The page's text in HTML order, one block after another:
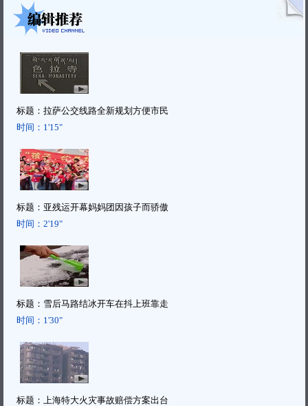
标题： 拉萨公交线路全新规划方便市民
时间： 1'15"
标题： 亚残运开幕妈妈团因孩子而骄傲
时间： 2'19"
标题： 雪后马路结冰开车在抖上班靠走
时间： 1'30"
标题： 上海特大火灾事故赔偿方案出台